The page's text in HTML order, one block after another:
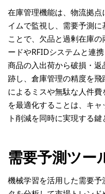
在庫管理機能は、物流拠
イムで監視し、需要予測
ことで、欠品と過剰在庫
ードやRFIDシステムと連
商品の入出荷から破損・
跡し、倉庫管理の精度を
によるミスや無駄な人件
を最適化することは、キ
ト削減を同時に実現する鍵
需要予測ツー
機械学習を活用した需要